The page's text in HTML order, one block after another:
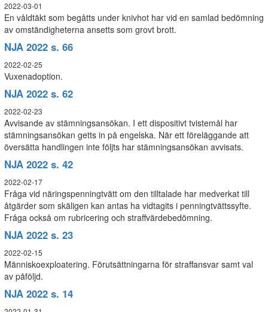
2022-03-01
En våldtäkt som begåtts under knivhot har vid en samlad bedömning
av omständigheterna ansetts som grovt brott.
NJA 2022 s. 66
2022-02-25
Vuxenadoption.
NJA 2022 s. 62
2022-02-23
Avvisande av stämningsansökan. I ett dispositivt tvistemål har
stämningsansökan getts in på engelska. När ett föreläggande att
översätta handlingen inte följts har stämningsansökan avvisats.
NJA 2022 s. 42
2022-02-17
Fråga vid näringspenningtvätt om den tilltalade har medverkat till
åtgärder som skäligen kan antas ha vidtagits i penningtvättssyfte.
Fråga också om rubricering och straffvärdebedömning.
NJA 2022 s. 23
2022-02-15
Människoexploatering. Förutsättningarna för straffansvar samt val
av påföljd.
NJA 2022 s. 14